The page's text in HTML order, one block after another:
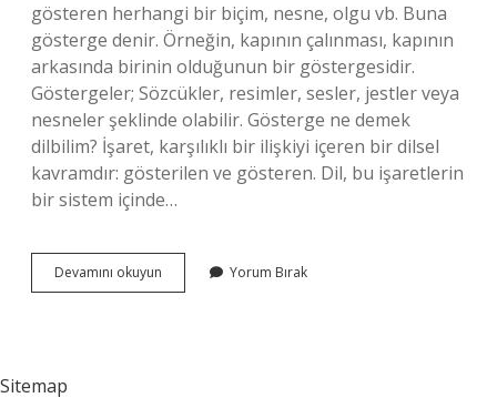
gösteren herhangi bir biçim, nesne, olgu vb. Buna
gösterge denir. Örneğin, kapının çalınması, kapının
arkasında birinin olduğunun bir göstergesidir.
Göstergeler; Sözcükler, resimler, sesler, jestler veya
nesneler şeklinde olabilir. Gösterge ne demek
dilbilim? İşaret, karşılıklı bir ilişkiyi içeren bir dilsel
kavramdır: gösterilen ve gösteren. Dil, bu işaretlerin
bir sistem içinde…
Devamını okuyun Saussure
Gösterge
Yorum Bırak
Sitemap